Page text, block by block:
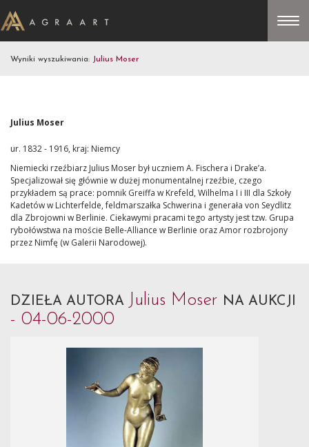
Wyniki wyszukiwania: Julius Moser
Julius Moser
ur. 1832 - 1916, kraj: Niemcy
Niemiecki rzeźbiarz Julius Moser był uczniem A. Fischera i Drake’a.
Specjalizował się głównie w dużej monumentalnej rzeźbie, czego
przykładem są prace: pomnik Greiffa w Krefeld, Wilhelma I i III dla Szkoły
Kadetów w Lichterfelde, feldmarszałka Schwerina i generała von Seydlitz
dla Zbrojowni w Berlinie. Ciekawymi pracami tego artysty jest tzw. Grupa
rybołówstwa na moście Belle-Alliance w Berlinie oraz Amor rozbrojony
przez Nimfę (w Galerii Narodowej).
DZIEŁA AUTORA Julius Moser NA AUKCJI
- 04-06-2000